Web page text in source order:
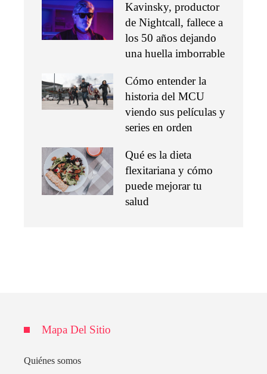
Kavinsky, productor
de Nightcall, fallece a
los 50 años dejando
una huella imborrable
Cómo entender la
historia del MCU
viendo sus películas y
series en orden
Qué es la dieta
flexitariana y cómo
puede mejorar tu
salud
Mapa Del Sitio
Quiénes somos